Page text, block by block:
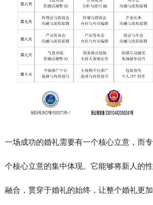
一场成功的婚礼需要有一个核心立意，而
个核心立意的集中体现。它能够将新人的
融合，贯穿于婚礼的始终，让整个婚礼更